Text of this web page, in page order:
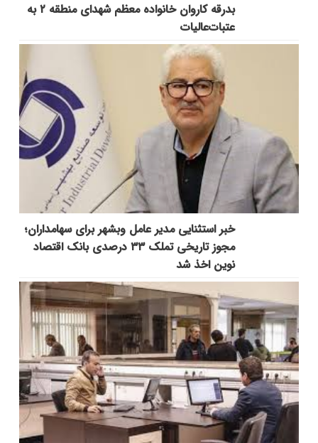
بدرقه کاروان خانواده معظم شهدای منطقه ۲ به
عتبات‌عالیات
خبر استثنایی مدیر عامل وبشهر برای سهامداران؛
مجوز تاریخی تملک ۳۳ درصدی بانک اقتصاد
نوین اخذ شد